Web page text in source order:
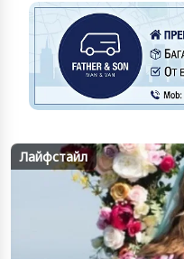
Лайфстайл